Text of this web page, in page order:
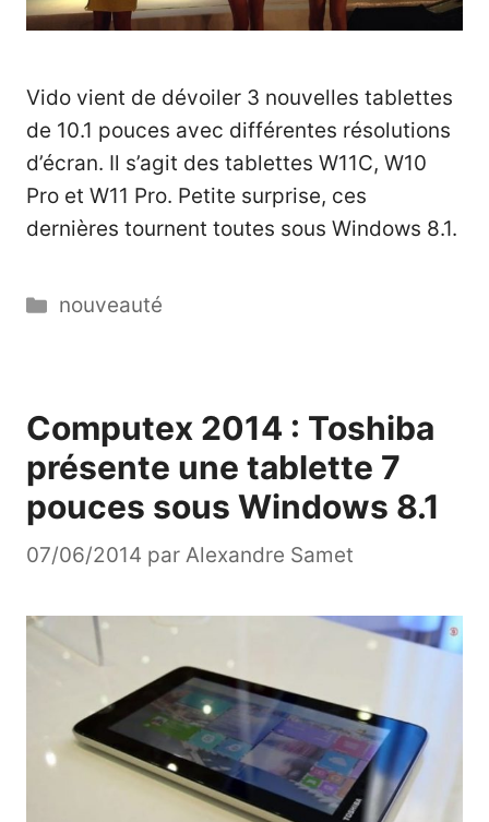
Vido vient de dévoiler 3 nouvelles tablettes
de 10.1 pouces avec différentes résolutions
d’écran. Il s’agit des tablettes W11C, W10
Pro et W11 Pro. Petite surprise, ces
dernières tournent toutes sous Windows 8.1.
Catégories
nouveauté
Computex 2014 : Toshiba
présente une tablette 7
pouces sous Windows 8.1
07/06/2014 par Alexandre Samet